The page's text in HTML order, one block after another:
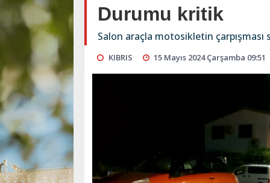
Durumu kritik
Salon araçla motosikletin çarpışması
KIBRIS 15 Mayıs 2024 Çarşamba 09:51